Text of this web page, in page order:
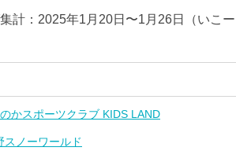
計：2025年1月20日〜1月26日（いこー
かスポーツクラブ KIDS LAND
スノーワールド